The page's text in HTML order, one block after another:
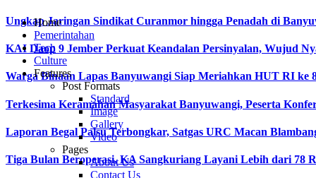
Ungkap Jaringan Sindikat Curanmor hingga Penadah di
KAI Daop 9 Jember Perkuat Keandalan Persinyalan, Wujud
Warga Binaan Lapas Banyuwangi Siap Meriahkan HUT RI ke
Terkesima Keramahan Masyarakat Banyuwangi, Peserta
Laporan Begal Palsu Terbongkar, Satgas URC Macan
Tiga Bulan Beroperasi, KA Sangkuriang Layani Lebih dari 78
Home
Pemerintahan
Tech
Culture
Features
Post Formats
Standard
Image
Gallery
Video
Pages
About Us
Contact Us